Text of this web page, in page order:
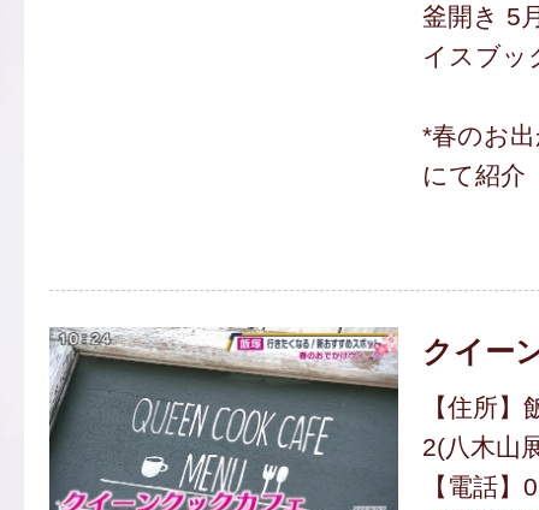
釜開き 5
イスブッ
*春のお
にて紹介
クイー
【住所
2(八木山
【電話